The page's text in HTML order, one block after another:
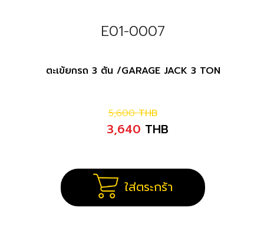
E01-0007
ตะเข้ยกรถ 3 ตัน /GARAGE JACK 3 TON
5,600 THB
3,640 THB
ใส่ตระกร้า